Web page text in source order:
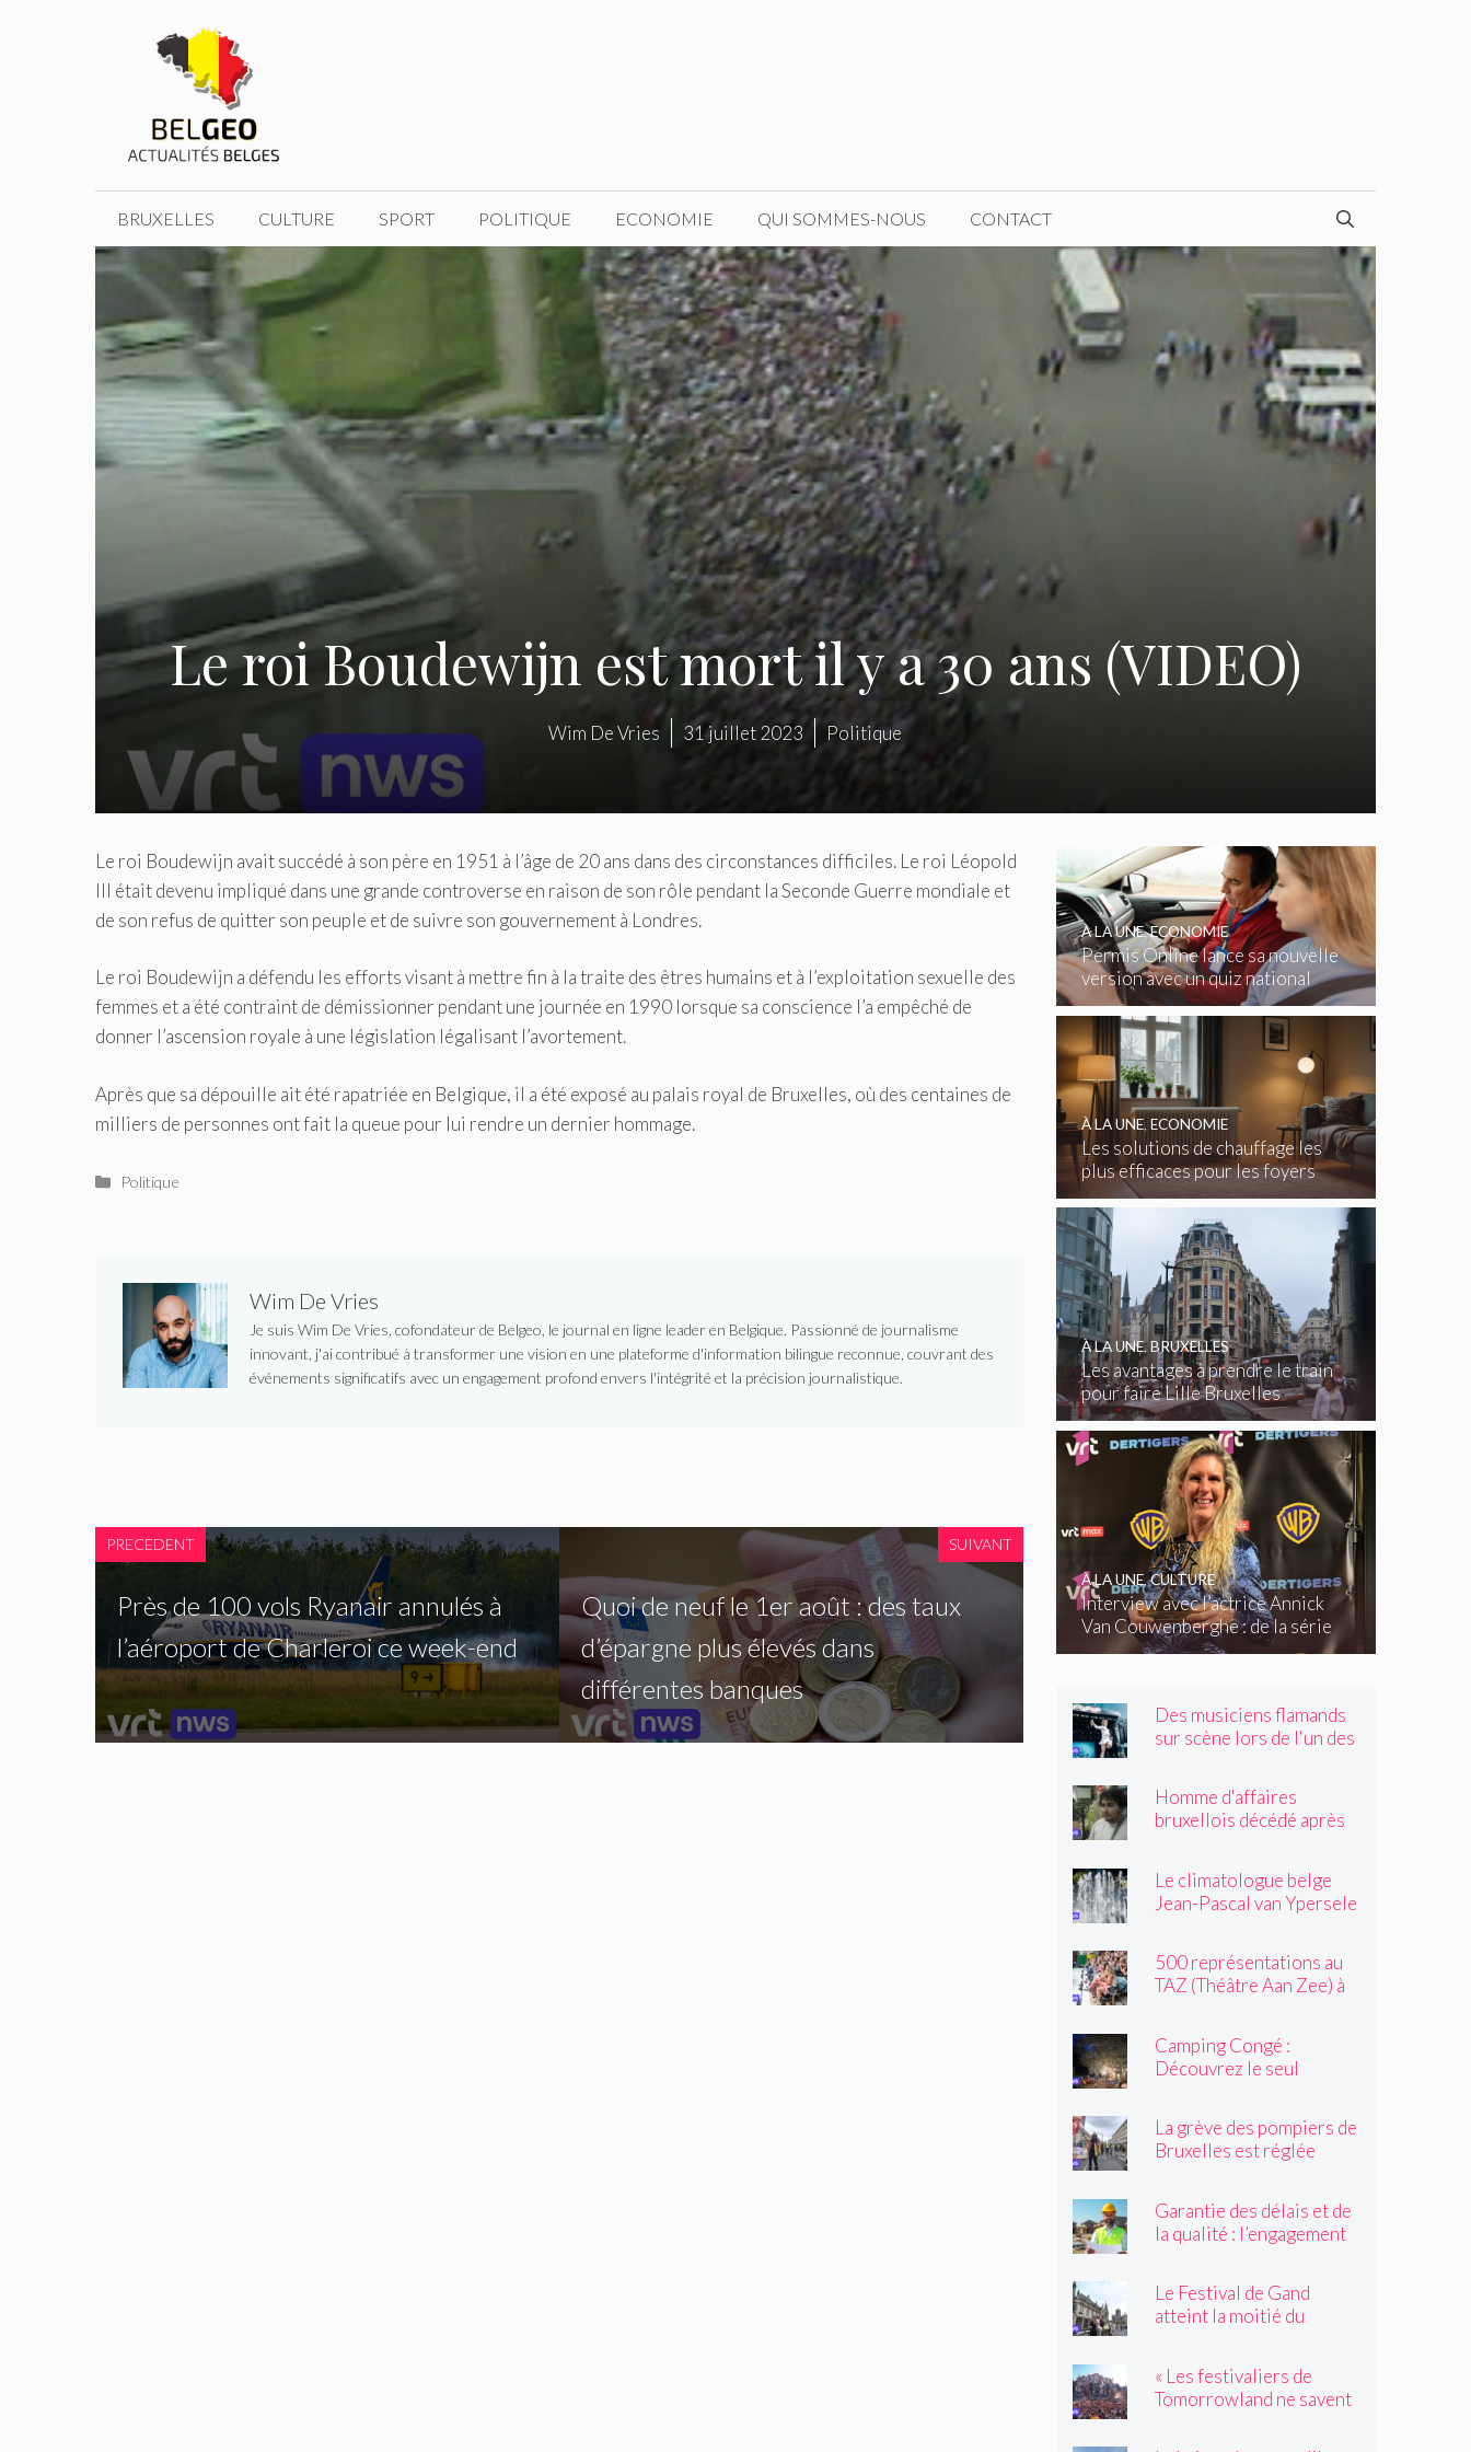
BRUXELLES CULTURE SPORT POLITIQUE ECONOMIE QUI SOMMES-NOUS CONTACT
Le roi Boudewijn est mort il y a 30 ans (VIDEO)
Wim De Vries 31 juillet 2023 Politique
Le roi Boudewijn avait succédé à son père en 1951 à l’âge de 20 ans dans des circonstances difficiles. Le roi Léopold
III était devenu impliqué dans une grande controverse en raison de son rôle pendant la Seconde Guerre mondiale et
de son refus de quitter son peuple et de suivre son gouvernement à Londres.
Le roi Boudewijn a défendu les efforts visant à mettre fin à la traite des êtres humains et à l’exploitation sexuelle des
femmes et a été contraint de démissionner pendant une journée en 1990 lorsque sa conscience l’a empêché de
donner l’ascension royale à une législation légalisant l’avortement.
Après que sa dépouille ait été rapatriée en Belgique, il a été exposé au palais royal de Bruxelles, où des centaines de
milliers de personnes ont fait la queue pour lui rendre un dernier hommage.
Catégories
Politique
Wim De Vries
Je suis Wim De Vries, cofondateur de Belgeo, le journal en ligne leader en Belgique. Passionné de journalisme
innovant, j'ai contribué à transformer une vision en une plateforme d'information bilingue reconnue, couvrant des
événements significatifs avec un engagement profond envers l'intégrité et la précision journalistique.
PRECEDENT
Près de 100 vols Ryanair annulés à
l’aéroport de Charleroi ce week-end
SUIVANT
Quoi de neuf le 1er août : des taux
d’épargne plus élevés dans
différentes banques
Permis Online lance sa nouvelle
version avec un quiz national
gratuit
À LA UNE,ECONOMIE
Les solutions de chauffage les
plus efficaces pour les foyers
belges
À LA UNE, ECONOMIE
Les avantages à prendre le train
pour faire Lille Bruxelles
À LA UNE,BRUXELLES
Interview avec l’actrice Annick
Van Couwenberghe : de la série
télévisée Dertigers au court-
À LA UNE,CULTURE
Des musiciens flamands
sur scène lors de l'un des
Homme d'affaires
bruxellois décédé après
son passage, il souriait
toujours »
Le climatologue belge
Jean-Pascal van Ypersele
500 représentations au
TAZ (Théâtre Aan Zee) à
Camping Congé :
Découvrez le seul
La grève des pompiers de
Bruxelles est réglée
Garantie des délais et de
la qualité : l’engagement
Le Festival de Gand
atteint la moitié du
« Les festivaliers de
Tomorrowland ne savent